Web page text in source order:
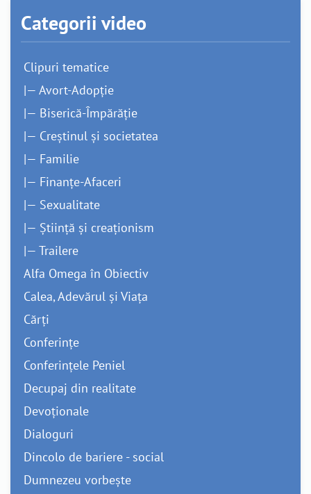
Categorii video
Clipuri tematice
|— Avort-Adopție
|— Biserică-Împărăție
|— Creștinul și societatea
|— Familie
|— Finanțe-Afaceri
|— Sexualitate
|— Știință și creaționism
|— Trailere
Alfa Omega în Obiectiv
Calea, Adevărul și Viața
Cărți
Conferințe
Conferințele Peniel
Decupaj din realitate
Devoționale
Dialoguri
Dincolo de bariere - social
Dumnezeu vorbește